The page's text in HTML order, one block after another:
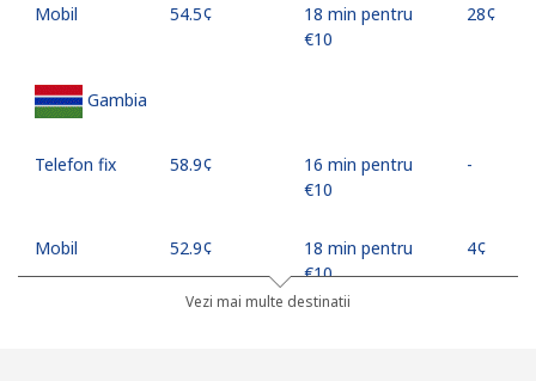
Mobil ⁦54.5¢⁩
18 min pentru
⁦€10⁩
⁦28¢⁩
Gambia
Telefon fix ⁦58.9¢⁩
16 min pentru
⁦€10⁩
-
Mobil ⁦52.9¢⁩
18 min pentru
⁦€10⁩
⁦4¢⁩
Vezi mai multe destinatii